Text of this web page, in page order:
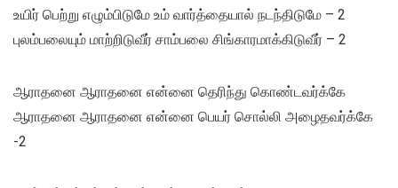
உயிர் பெற்று எழும்பிடுமே உம் வார்த்தையால் நடந்திடுமே – 2
புலம்பலையும் மாற்றிடுவீர் சாம்பலை சிங்காரமாக்கிடுவீர் – 2
ஆராதனை ஆராதனை என்னை தெரிந்து கொண்டவர்க்கே
ஆராதனை ஆராதனை என்னை பெயர் சொல்லி அழைதவர்க்கே
-2